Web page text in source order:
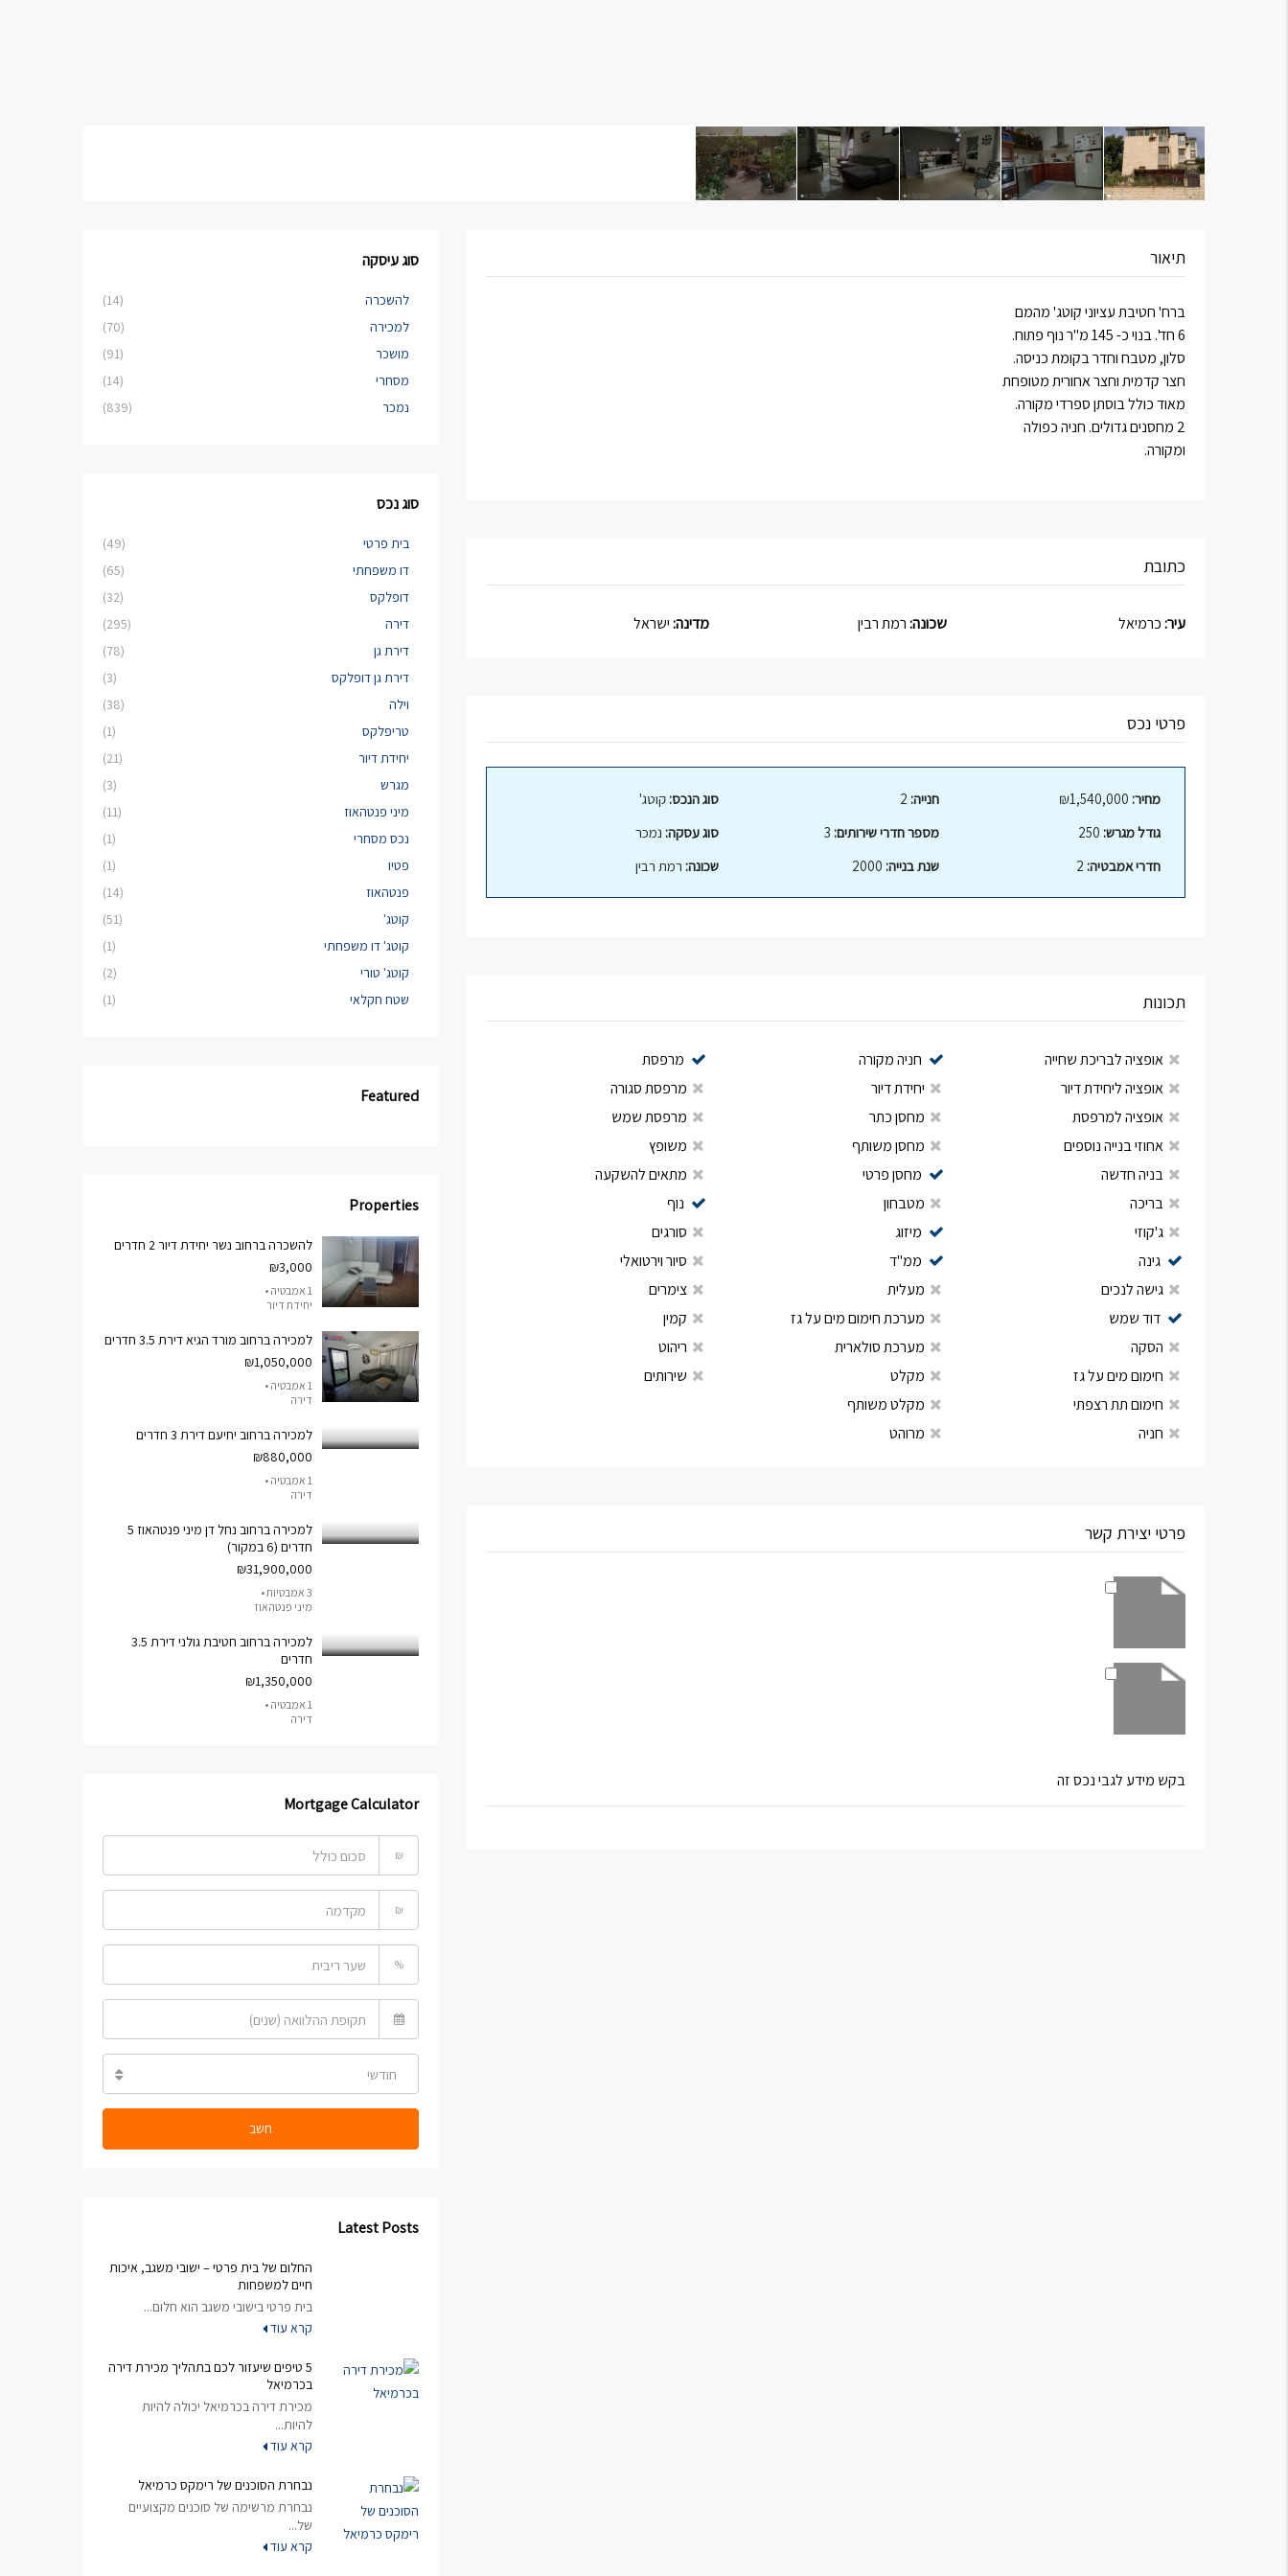
תיאור
ברח' חטיבת עציוני קוטג' מהמם
6 חד'. בנוי כ- 145 מ"ר נוף פתוח.
סלון, מטבח וחדר בקומת כניסה.
חצר קדמית וחצר אחורית מטופחת
מאוד כולל בוסתן ספרדי מקורה.
2 מחסנים גדולים. חניה כפולה
ומקורה.
כתובת
עיר:כרמיאל שכונה:רמת רבין מדינה:ישראל
פרטי נכס
מחיר:
גודל מגרש:
חדרי אמבטיה:
חנייה:
מספר חדרי שירותים:
שנת בנייה:
סוג הנכס: קוטג'
סוג עסקה: נמכר
שכונה: רמת רבין
תכונות
אופציה לבריכת שחייה
אופציה ליחידת דיור
אופציה למרפסת
אחוזי בנייה נוספים
בניה חדשה
בריכה
ג'קוזי
גינה
גישה לנכים
דוד שמש
הסקה
חימום מים על גז
חימום תת רצפתי
חניה
חניה מקורה
יחידת דיור
מחסן כתר
מחסן משותף
מחסן פרטי
מטבחון
מיזוג
ממ"ד
מעלית
מערכת חימום מים על גז
מערכת סולארית
מקלט
מקלט משותף
מרוהט
מרפסת
מרפסת סגורה
מרפסת שמש
משופץ
מתאים להשקעה
נוף
סורגים
סיור וירטואלי
צימרים
קמין
ריהוט
שירותים
פרטי יצירת קשר
בקש מידע לגבי נכס זה
סוג עיסקה
להשכרה
(14)
למכירה
(70)
מושכר
(91)
מסחרי
(14)
נמכר
(839)
סוג נכס
בית פרטי
(49)
דו משפחתי
(65)
דופלקס
(32)
דירה
(295)
דירת גן
(78)
דירת גן דופלקס
(3)
וילה
(38)
טריפלקס
(1)
יחידת דיור
(21)
מגרש
(3)
מיני פנטהאוז
(11)
נכס מסחרי
(1)
פטיו
(1)
פנטהאוז
(14)
קוטג'
(51)
קוטג' דו משפחתי
(1)
קוטג' טורי
(2)
שטח חקלאי
(1)
Featured
Properties
להשכרה ברחוב נשר יחידת דיור 2 חדרים
₪3,000
1 אמבטיה •
יחידת דיור
למכירה ברחוב מורד הגיא דירת 3.5 חדרים
₪1,050,000
1 אמבטיה •
דירה
למכירה ברחוב יחיעם דירת 3 חדרים
₪880,000
1 אמבטיה •
דירה
למכירה ברחוב נחל דן מיני פנטהאוז 5
חדרים (6 במקור)
₪31,900,000
3 אמבטיות •
מיני פנטהאוז
למכירה ברחוב חטיבת גולני דירת 3.5
חדרים
₪1,350,000
1 אמבטיה •
דירה
Mortgage Calculator
₪
₪
%
חודשי
חשב
Latest Posts
החלום של בית פרטי – ישובי משגב, איכות
חיים למשפחות
בית פרטי בישובי משגב הוא חלום...
קרא עוד
5 טיפים שיעזור לכם בתהליך מכירת דירה
בכרמיאל
מכירת דירה בכרמיאל יכולה להיות
להיות...
קרא עוד
נבחרת הסוכנים של רימקס כרמיאל
נבחרת מרשימה של סוכנים מקצועיים
של...
קרא עוד